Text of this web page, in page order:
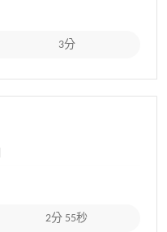
3分
2分 55秒